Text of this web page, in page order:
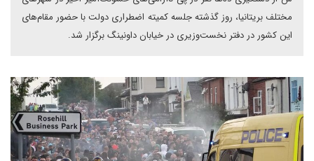
مختلف بریتانیا، روز گذشته جلسه کمیته اضطراری دولت با حضور مقام‌های
این کشور در دفتر نخست‌وزیری در خیابان داونینگ برگزار شد.